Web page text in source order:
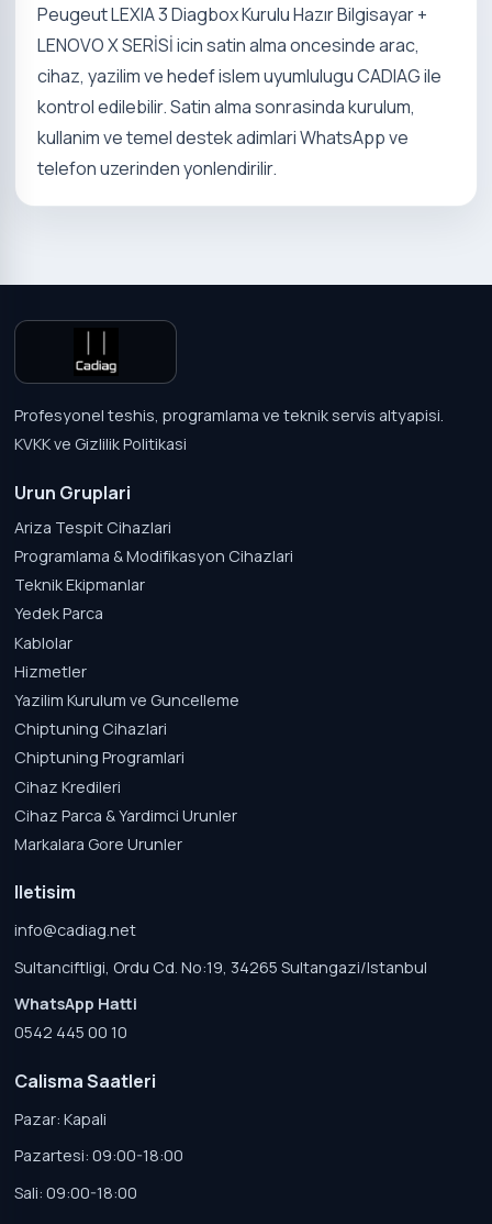
Peugeut LEXIA 3 Diagbox Kurulu Hazır Bilgisayar +
LENOVO X SERİSİ icin satin alma oncesinde arac,
cihaz, yazilim ve hedef islem uyumlulugu CADIAG ile
kontrol edilebilir. Satin alma sonrasinda kurulum,
kullanim ve temel destek adimlari WhatsApp ve
telefon uzerinden yonlendirilir.
Profesyonel teshis, programlama ve teknik servis altyapisi.
KVKK ve Gizlilik Politikasi
Urun Gruplari
Ariza Tespit Cihazlari
Programlama & Modifikasyon Cihazlari
Teknik Ekipmanlar
Yedek Parca
Kablolar
Hizmetler
Yazilim Kurulum ve Guncelleme
Chiptuning Cihazlari
Chiptuning Programlari
Cihaz Kredileri
Cihaz Parca & Yardimci Urunler
Markalara Gore Urunler
Iletisim
info@cadiag.net
Sultanciftligi, Ordu Cd. No:19, 34265 Sultangazi/Istanbul
WhatsApp Hatti
0542 445 00 10
Calisma Saatleri
Pazar: Kapali
Pazartesi: 09:00-18:00
Sali: 09:00-18:00